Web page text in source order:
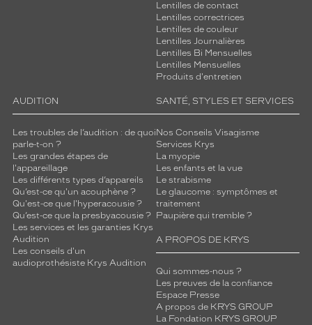
Lentilles de contact
Lentilles correctrices
Lentilles de couleur
Lentilles Journalières
Lentilles Bi Mensuelles
Lentilles Mensuelles
Produits d'entretien
AUDITION
Les troubles de l’audition : de quoi
parle-t-on ?
Les grandes étapes de
l'appareillage
Les différents types d’appareils
Qu’est-ce qu'un acouphène ?
Qu'est-ce que l'hyperacousie ?
Qu’est-ce que la presbyacousie ?
Les services et les garanties Krys
Audition
Les conseils d'un
audioprothésiste Krys Audition
SANTÉ, STYLES ET SERVICES
Nos Conseils Visagisme
Services Krys
La myopie
Les enfants et la vue
Le strabisme
Le glaucome : symptômes et
traitement
Paupière qui tremble ?
A PROPOS DE KRYS
Qui sommes-nous ?
Les preuves de la confiance
Espace Presse
A propos de KRYS GROUP
La Fondation KRYS GROUP